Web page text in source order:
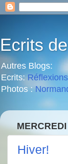
Ecrits
Autres Blogs:
Ecrits:Réflexions
Photos :
Hiver!